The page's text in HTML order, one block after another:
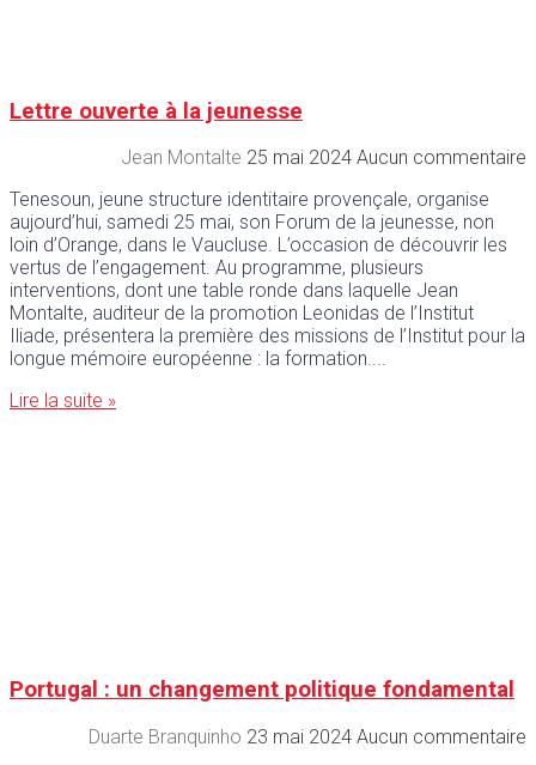
Lettre ouverte à la jeunesse
Jean Montalte 25 mai 2024 Aucun commentaire
Tenesoun, jeune structure identitaire provençale, organise
aujourd’hui, samedi 25 mai, son Forum de la jeunesse, non
loin d’Orange, dans le Vaucluse. L’occasion de découvrir les
vertus de l’engagement. Au programme, plusieurs
interventions, dont une table ronde dans laquelle Jean
Montalte, auditeur de la promotion Leonidas de l’Institut
Iliade, présentera la première des missions de l’Institut pour la
longue mémoire européenne : la formation.
Lire la suite »
Portugal : un changement politique fondamental
Duarte Branquinho 23 mai 2024 Aucun commentaire